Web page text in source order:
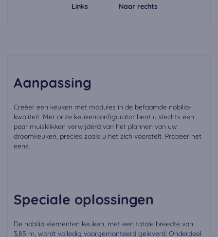
Links Naar rechts
Aanpassing
Creëer een keuken met modules in de befaamde nobilia-
kwaliteit. Met onze keukenconfigurator bent u slechts een
paar muisklikken verwijderd van het plannen van uw
droomkeuken, precies zoals u het zich voorstelt. Probeer het
eens.
Speciale oplossingen
De nobilia elementen keuken, met een totale breedte van
3,85 m, wordt volledig voorgemonteerd geleverd. Onderdeel